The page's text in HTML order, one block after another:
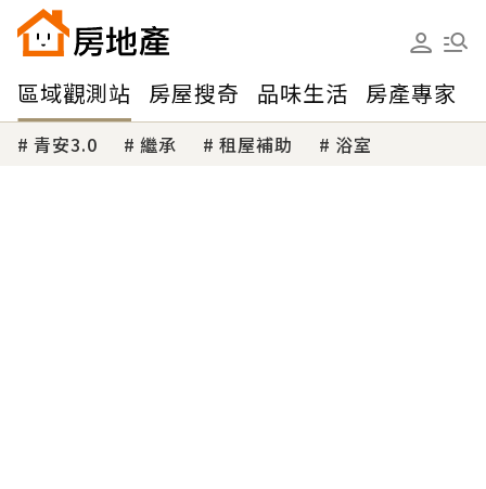
區域觀測站 房屋搜奇 品味生活 房產專家
青安3.0 繼承 租屋補助 浴室